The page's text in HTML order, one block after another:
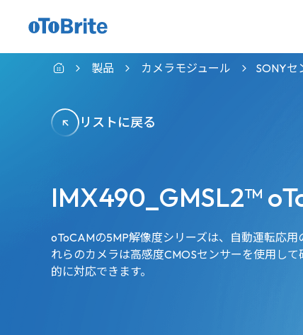
製品 カメラモジュール SONYセ
リストに戻る
IMX490_GMSL2™
oToCAMの5MP解像度シリーズは、自動運転応
れらのカメラは高感度CMOSセンサーを使用し
的に対応できます。